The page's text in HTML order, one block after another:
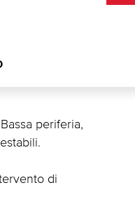
periferia,
di